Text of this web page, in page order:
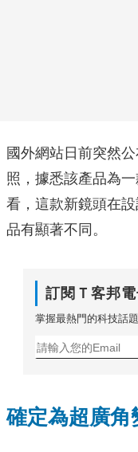
國外網站日前突然
照，據悉該產品為
看，這款新鏡頭在
品有顯著不同。
訂閱Ｔ客邦
掌握最熱門的科技話
確定為超廣角